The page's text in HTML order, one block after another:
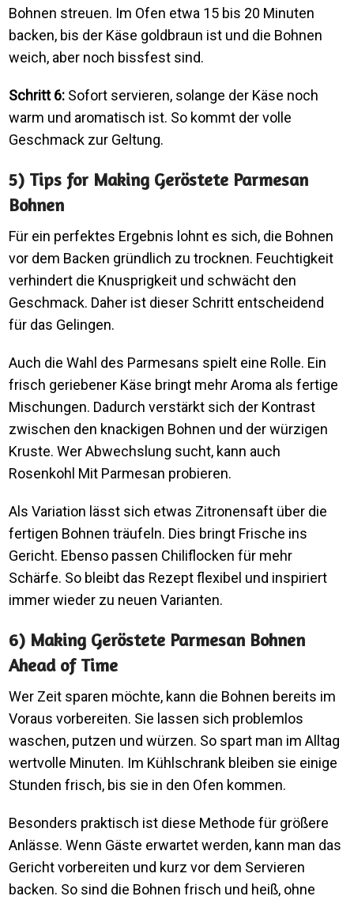
Bohnen streuen. Im Ofen etwa 15 bis 20 Minuten
backen, bis der Käse goldbraun ist und die Bohnen
weich, aber noch bissfest sind.
Schritt 6: Sofort servieren, solange der Käse noch
warm und aromatisch ist. So kommt der volle
Geschmack zur Geltung.
5) Tips for Making Geröstete Parmesan
Bohnen
Für ein perfektes Ergebnis lohnt es sich, die Bohnen
vor dem Backen gründlich zu trocknen. Feuchtigkeit
verhindert die Knusprigkeit und schwächt den
Geschmack. Daher ist dieser Schritt entscheidend
für das Gelingen.
Auch die Wahl des Parmesans spielt eine Rolle. Ein
frisch geriebener Käse bringt mehr Aroma als fertige
Mischungen. Dadurch verstärkt sich der Kontrast
zwischen den knackigen Bohnen und der würzigen
Kruste. Wer Abwechslung sucht, kann auch
Rosenkohl Mit Parmesan probieren.
Als Variation lässt sich etwas Zitronensaft über die
fertigen Bohnen träufeln. Dies bringt Frische ins
Gericht. Ebenso passen Chiliflocken für mehr
Schärfe. So bleibt das Rezept flexibel und inspiriert
immer wieder zu neuen Varianten.
6) Making Geröstete Parmesan Bohnen
Ahead of Time
Wer Zeit sparen möchte, kann die Bohnen bereits im
Voraus vorbereiten. Sie lassen sich problemlos
waschen, putzen und würzen. So spart man im Alltag
wertvolle Minuten. Im Kühlschrank bleiben sie einige
Stunden frisch, bis sie in den Ofen kommen.
Besonders praktisch ist diese Methode für größere
Anlässe. Wenn Gäste erwartet werden, kann man das
Gericht vorbereiten und kurz vor dem Servieren
backen. So sind die Bohnen frisch und heiß, ohne